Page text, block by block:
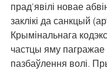
прад'явілі новае
заклікі да санкцый
Крымінальнага
частцы яму пагражае
пазбаўлення волі.